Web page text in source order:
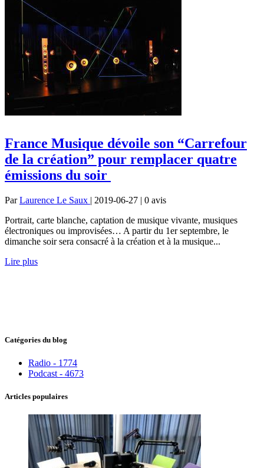
France Musique dévoile son “Carrefour
de la création” pour remplacer quatre
émissions du soir
ParLaurence Le Saux | 2019-06-27 | 0 avis
Portrait, carte blanche, captation de musique vivante, musiques
électroniques ou improvisées… A partir du 1er septembre, le
dimanche soir sera consacré à la création et à la musique...
Lire plus
Catégories du blog
Radio - 1774
Podcast - 4673
Articles populaires